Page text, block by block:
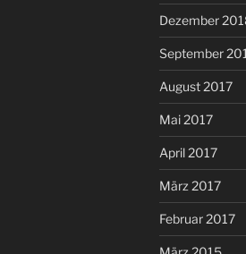
Dezember
September
August 2017
Mai 2017
April 2017
März 2017
Februar 2017